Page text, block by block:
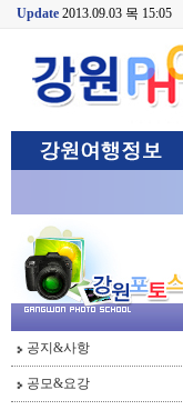
Update 2013.09.03 목 15:05
공지&사항
공모&요강